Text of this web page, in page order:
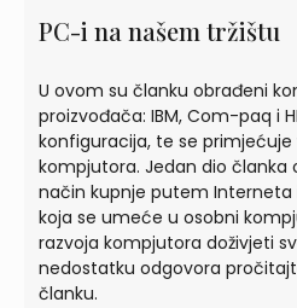
PC-i na našem tržištu
U ovom su članku obrađeni
proizvođača: IBM, Com-paq i
konfiguracija, te se
kompjutora. Jedan dio članka
način kupnje putem
koja se umeće u osobni
razvoja kompjutora doživjeti
nedostatku odgovora
članku.